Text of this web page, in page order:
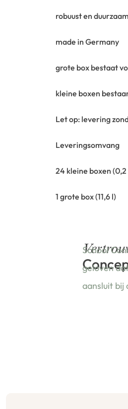
robuust en
made in Germany
grote box bestaat
kleine boxen
Let op: levering
Leveringsomvang
24 kleine boxen (0,2
1 grote box (11,6 l)
School
geloven
aansluit bij